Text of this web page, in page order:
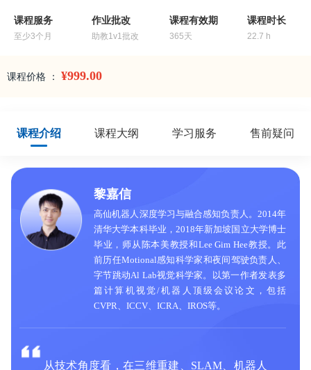
课程服务
至少3个月
作业批改
助教1v1批改
课程有效期
365天
课程时长
22.7 h
课程价格 ： ¥999.00
课程介绍 课程大纲 学习服务 售前疑问
黎嘉信
高仙机器人深度学习与融合感知负责人。2014年
清华大学本科毕业，2018年新加坡国立大学博士
毕业，师从陈本美教授和Lee Gim Hee教授。此
前历任Motional感知科学家和夜间驾驶负责人、
字节跳动Al Lab视觉科学家。以第一作者发表多
篇计算机视觉/机器人顶级会议论文，包括
CVPR、ICCV、ICRA、IROS等。
从技术角度看，在三维重建、SLAM、机器人